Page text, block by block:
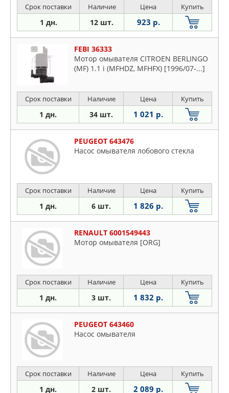
Срок поставки Наличие Цена Купить
1 дн. 12 шт. 923 р.
FEBI 36333
Мотор омывателя CITROEN BERLINGO
(MF) 1.1 i (MFHDZ, MFHFX) [1996/07-...]
Срок поставки Наличие Цена Купить
1 дн. 34 шт. 1 021 р.
PEUGEOT 643476
Насос омывателя лобового стекла
Срок поставки Наличие Цена Купить
1 дн. 6 шт. 1 826 р.
RENAULT 6001549443
Мотор омывателя [ORG]
Срок поставки Наличие Цена Купить
1 дн. 3 шт. 1 832 р.
PEUGEOT 643460
Насос омывателя
Срок поставки Наличие Цена Купить
1 дн. 2 шт. 2 089 р.